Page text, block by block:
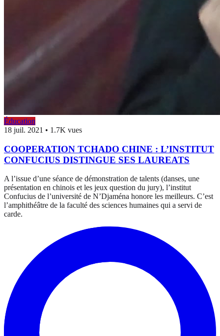
Éducation
18 juil. 2021 • 1.7K vues
COOPERATION TCHADO CHINE : L’INSTITUT
CONFUCIUS DISTINGUE SES LAUREATS
A l’issue d’une séance de démonstration de talents (danses, une
présentation en chinois et les jeux question du jury), l’institut
Confucius de l’université de N’Djaména honore les meilleurs. C’est
l’amphithéâtre de la faculté des sciences humaines qui a servi de
carde.